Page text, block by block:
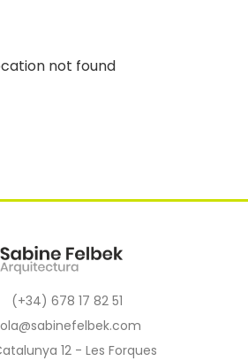
not found
(+34) 678 17 82 51
12 - Les Forques